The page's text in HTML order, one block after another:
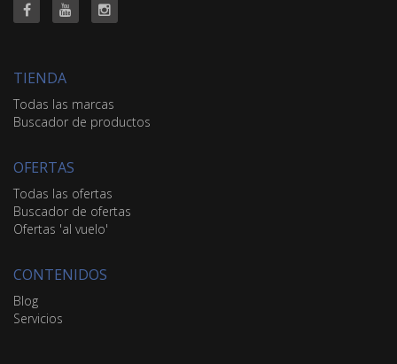
TIENDA
Todas las marcas
Buscador de productos
OFERTAS
Todas las ofertas
Buscador de ofertas
Ofertas 'al vuelo'
CONTENIDOS
Blog
Servicios